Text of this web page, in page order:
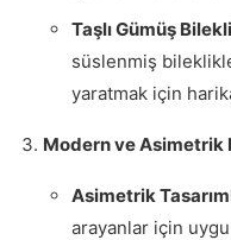
Taşlı Gümüş
süslenmiş
yaratmak için
Modern ve Asimetrik
Asimetrik
arayanlar için